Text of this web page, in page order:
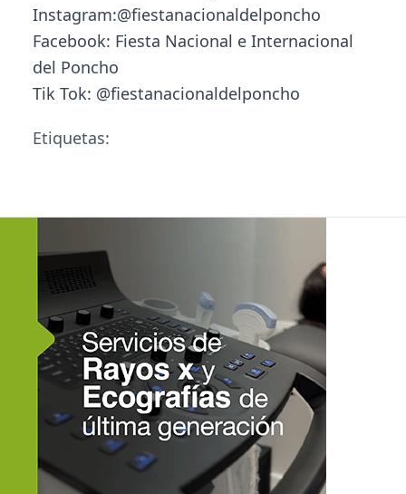
Instagram:@fiestanacionaldelponcho
Facebook: Fiesta Nacional e Internacional
del Poncho
Tik Tok: @fiestanacionaldelponcho
Etiquetas: